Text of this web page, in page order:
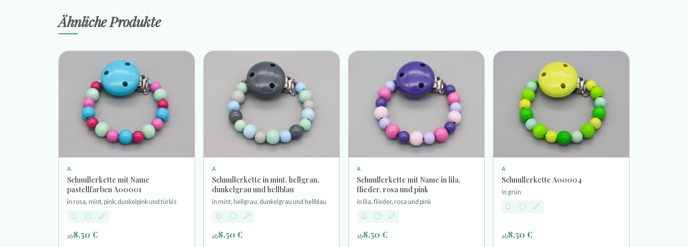
Ähnliche Produkte
A
Schnullerkette mit Name
pastellfarben A00001
in rosa, mint, pink, dunkelpink und türkis
ab8,50 €
A
Schnullerkette in mint, hellgrau,
dunkelgrau und hellblau
in mint, hellgrau, dunkelgrau und hellblau
ab8,50 €
A
Schnullerkette mit Name in lila,
flieder, rosa und pink
in lila, flieder, rosa und pink
ab8,50 €
A
Schnullerkette A00004
in grün
ab8,50 €